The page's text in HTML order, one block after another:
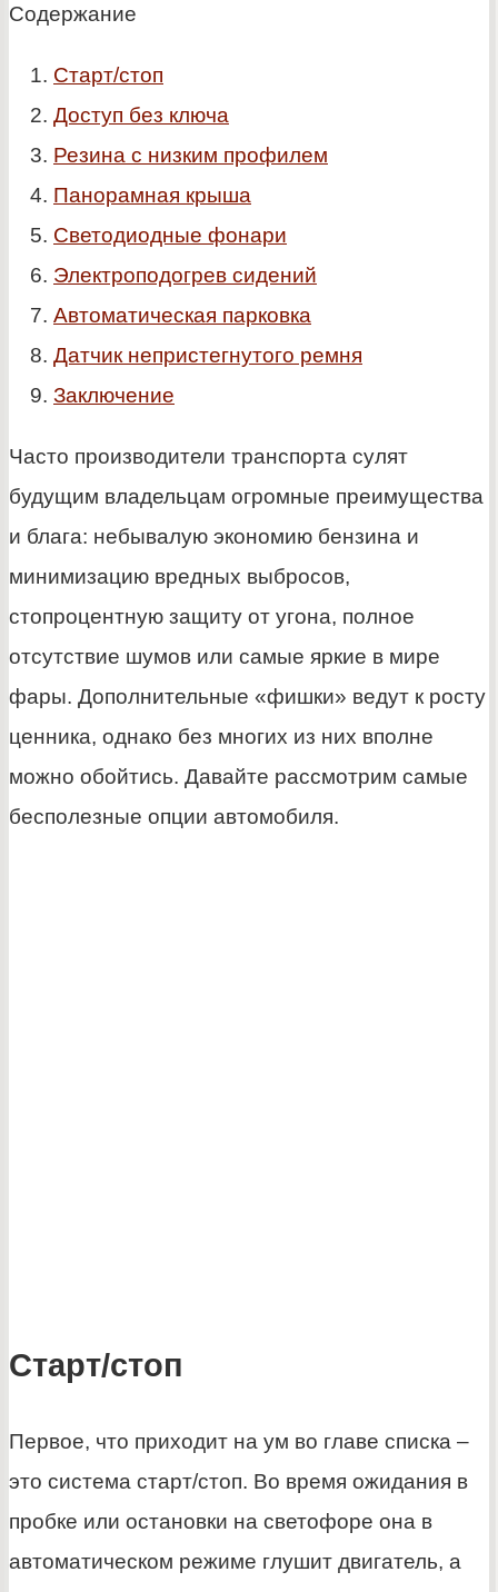
Содержание
Старт/стоп
Доступ без ключа
Резина с низким профилем
Панорамная крыша
Светодиодные фонари
Электроподогрев сидений
Автоматическая парковка
Датчик непристегнутого ремня
Заключение
Часто производители транспорта сулят
будущим владельцам огромные преимущества
и блага: небывалую экономию бензина и
минимизацию вредных выбросов,
стопроцентную защиту от угона, полное
отсутствие шумов или самые яркие в мире
фары. Дополнительные «фишки» ведут к росту
ценника, однако без многих из них вполне
можно обойтись. Давайте рассмотрим самые
бесполезные опции автомобиля.
Старт/стоп
Первое, что приходит на ум во главе списка –
это система старт/стоп. Во время ожидания в
пробке или остановки на светофоре она в
автоматическом режиме глушит двигатель, а